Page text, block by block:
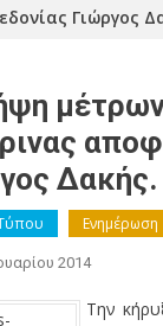
Γιώργος
μέτρων
Δακής.
Ενημέρωση
2014
Την